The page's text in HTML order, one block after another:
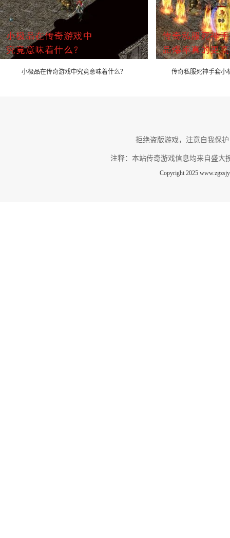
小极品在传奇游戏中究竟意味着什么？ 传奇私服死神手套小
拒绝盗版游戏，注意自我保
注释：本站传奇游戏信息均来自盛大
Copyright 2025